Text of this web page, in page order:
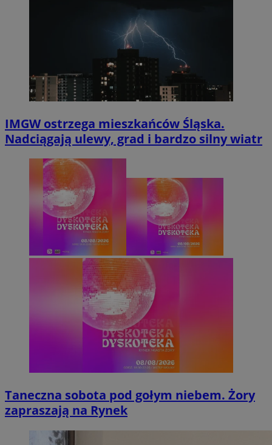
IMGW ostrzega mieszkańców Śląska.
Nadciągają ulewy, grad i bardzo silny wiatr
Taneczna sobota pod gołym niebem. Żory
zapraszają na Rynek